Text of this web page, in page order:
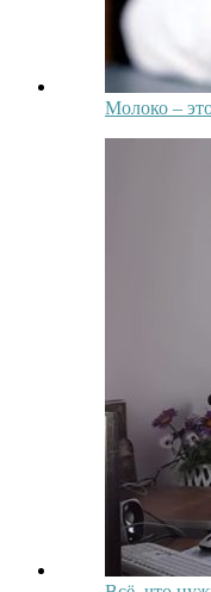
Молоко –